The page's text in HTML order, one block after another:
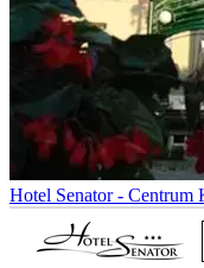
Hotel Senator -